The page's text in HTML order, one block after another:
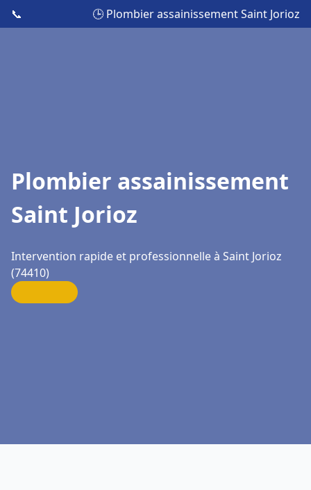
📞 🕒 Plombier assainissement Saint Jorioz
Plombier assainissement
Saint Jorioz
Intervention rapide et professionnelle à Saint Jorioz
(74410)